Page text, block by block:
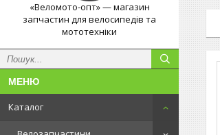
«Веломото-опт» — магазин
запчастин для велосипедів та
мототехніки
Каталог